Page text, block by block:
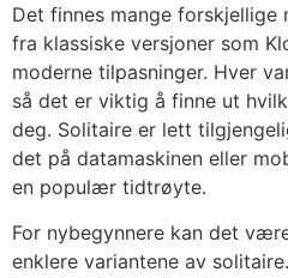
Det finnes mange forskjellige
fra klassiske versjoner som
moderne tilpasninger. Hver
så det er viktig å finne ut
deg. Solitaire er lett
det på datamaskinen eller
en populær tidtrøyte.
For nybegynnere kan det
enklere variantene av